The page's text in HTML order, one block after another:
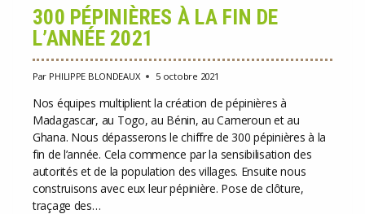
300 PÉPINIÈRES À LA FIN DE
L’ANNÉE 2021
Par PHILIPPE BLONDEAUX 5 octobre 2021
Nos équipes multiplient la création de pépinières à
Madagascar, au Togo, au Bénin, au Cameroun et au
Ghana. Nous dépasserons le chiffre de 300 pépinières à la
fin de l’année. Cela commence par la sensibilisation des
autorités et de la population des villages. Ensuite nous
construisons avec eux leur pépinière. Pose de clôture,
traçage des…